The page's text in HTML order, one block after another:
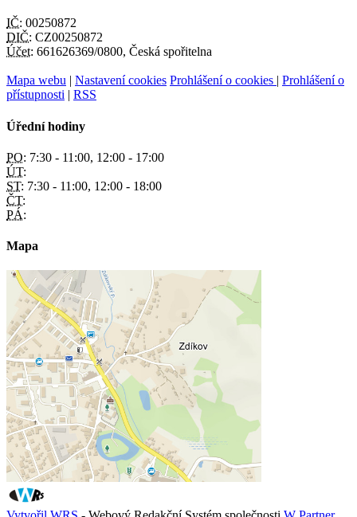
IČ: 00250872
DIČ: CZ00250872
Účet: 661626369/0800, Česká spořitelna
Mapa webu | Nastavení cookies Prohlášení o cookies | Prohlášení o
přístupnosti | RSS
Úřední hodiny
PO: 7:30 - 11:00, 12:00 - 17:00
ÚT:
ST: 7:30 - 11:00, 12:00 - 18:00
ČT:
PÁ:
Mapa